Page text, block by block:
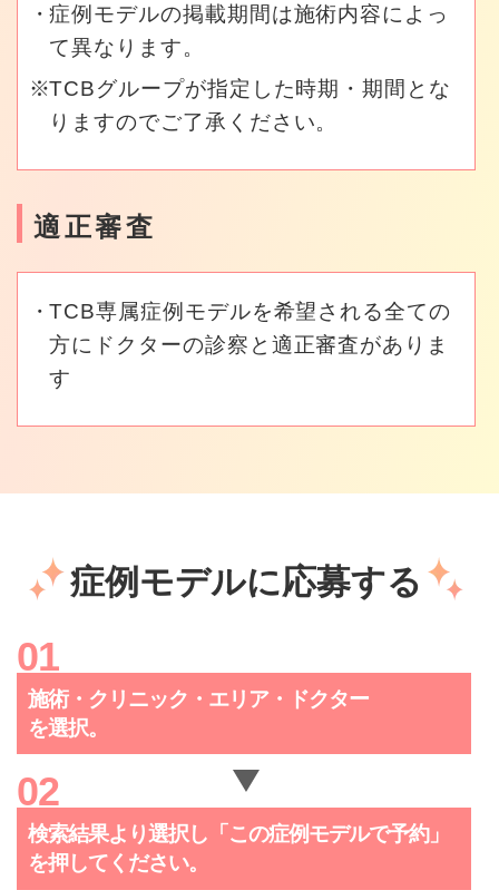
症例モデルの掲載期間は施術内容によっ
て異なります。
TCBグループが指定した時期・期間とな
りますのでご了承ください。
適正審査
TCB専属症例モデルを希望される全ての
方にドクターの診察と適正審査がありま
す
症例モデルに応募する
施術・クリニック・ エリア・ドクター
を選択。
検索結果より選択し「この症例モデルで予約」
を押してください。